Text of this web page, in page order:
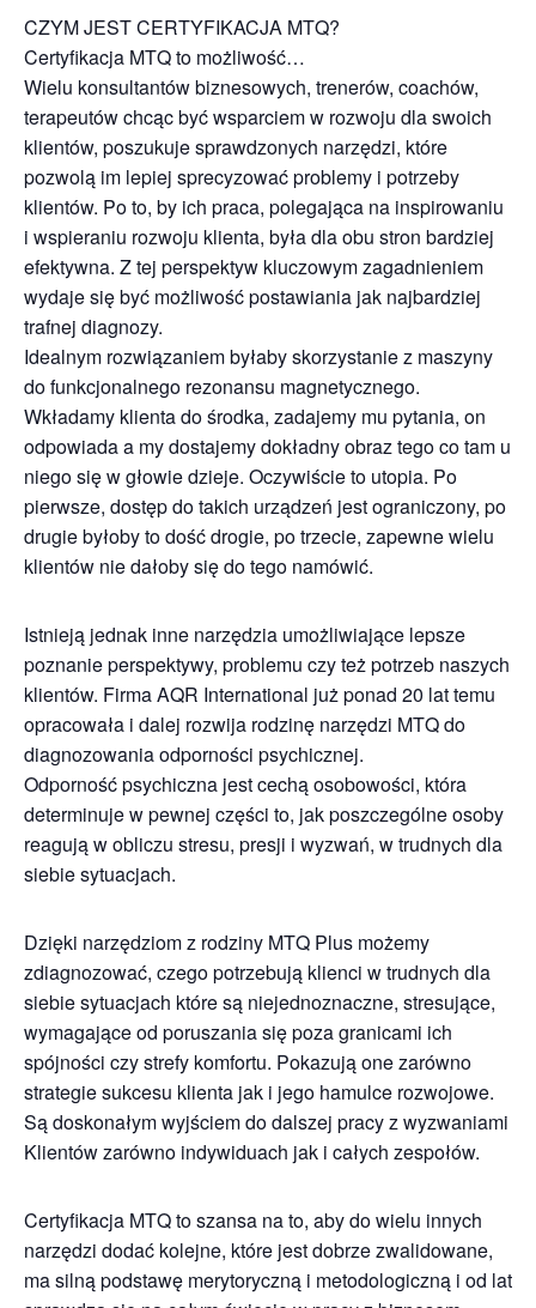
CZYM JEST CERTYFIKACJA MTQ?
Certyfikacja MTQ to możliwość…
Wielu konsultantów biznesowych, trenerów, coachów,
terapeutów chcąc być wsparciem w rozwoju dla swoich
klientów, poszukuje sprawdzonych narzędzi, które
pozwolą im lepiej sprecyzować problemy i potrzeby
klientów. Po to, by ich praca, polegająca na inspirowaniu
i wspieraniu rozwoju klienta, była dla obu stron bardziej
efektywna. Z tej perspektyw kluczowym zagadnieniem
wydaje się być możliwość postawiania jak najbardziej
trafnej diagnozy.
Idealnym rozwiązaniem byłaby skorzystanie z maszyny
do funkcjonalnego rezonansu magnetycznego.
Wkładamy klienta do środka, zadajemy mu pytania, on
odpowiada a my dostajemy dokładny obraz tego co tam u
niego się w głowie dzieje. Oczywiście to utopia. Po
pierwsze, dostęp do takich urządzeń jest ograniczony, po
drugie byłoby to dość drogie, po trzecie, zapewne wielu
klientów nie dałoby się do tego namówić.
Istnieją jednak inne narzędzia umożliwiające lepsze
poznanie perspektywy, problemu czy też potrzeb naszych
klientów. Firma AQR International już ponad 20 lat temu
opracowała i dalej rozwija rodzinę narzędzi MTQ do
diagnozowania odporności psychicznej.
Odporność psychiczna jest cechą osobowości, która
determinuje w pewnej części to, jak poszczególne osoby
reagują w obliczu stresu, presji i wyzwań, w trudnych dla
siebie sytuacjach.
Dzięki narzędziom z rodziny MTQ Plus możemy
zdiagnozować, czego potrzebują klienci w trudnych dla
siebie sytuacjach które są niejednoznaczne, stresujące,
wymagające od poruszania się poza granicami ich
spójności czy strefy komfortu. Pokazują one zarówno
strategie sukcesu klienta jak i jego hamulce rozwojowe.
Są doskonałym wyjściem do dalszej pracy z wyzwaniami
Klientów zarówno indywiduach jak i całych zespołów.
Certyfikacja MTQ to szansa na to, aby do wielu innych
narzędzi dodać kolejne, które jest dobrze zwalidowane,
ma silną podstawę merytoryczną i metodologiczną i od lat